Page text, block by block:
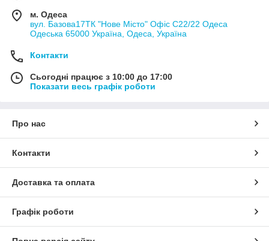
м. Одеса
вул. Базова17ТК "Нове Місто" Офіс С22/22 Одеса
Одеська 65000 Україна, Одеса, Україна
Контакти
Сьогодні працює з 10:00 до 17:00
Показати весь графік роботи
Про нас
Контакти
Доставка та оплата
Графік роботи